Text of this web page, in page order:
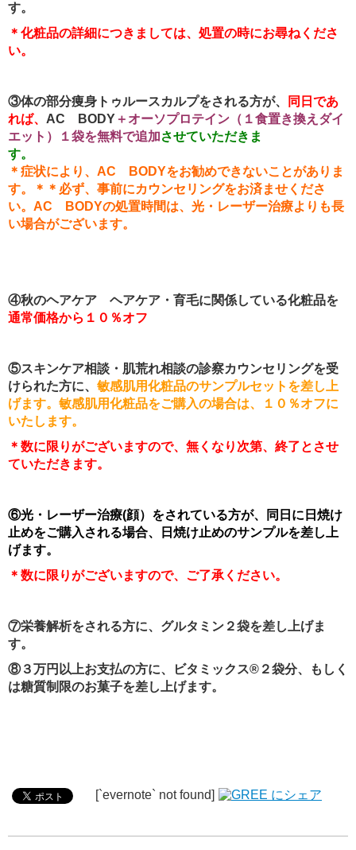
す。
＊化粧品の詳細につきましては、処置の時にお尋ねくださ
い。
③体の部分痩身トゥルースカルプをされる方が、
同日であ
れば、 AC BODY ＋オーソプロテイン（１食置き換えダイ
エット）１袋を無料で追加させていただきま
す。
＊症状により、 AC BODYをお勧めできないことがありま
す。＊＊必ず、事前にカウンセリングをお済ませくださ
い。 AC BODYの処置時間は、光・レーザー治療よりも長
い場合がございます。
④秋のヘアケア ヘアケア・育毛に関係している化粧品を
通常価格から１０％オフ
⑤スキンケア相談・肌荒れ相談の診察カウンセリングを受
けられた方に、 敏感肌用化粧品のサンプルセットを差し上
げます。敏感肌用化粧品をご購入の場合は、１０％オフに
いたします。
＊数に限りがございますので、無くなり次第、終了とさせ
ていただきます。
⑥光・レーザー治療(顔）をされている方が、同日に日焼け
止めをご購入される場合、日焼け止めのサンプルを差し上
げます。
＊数に限りがございますので、ご了承ください。
⑦栄養解析をされる方に、グルタミン２袋を差し上げま
す。
⑧３万円以上お支払の方に、ビタミックス® ２袋分、もしく
は糖質制限のお菓子を差し上げます。
[`evernote` not found]